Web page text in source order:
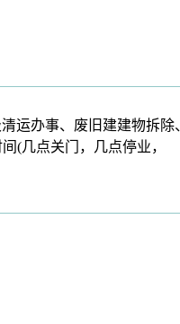
运办事、废旧建建物拆除
(几点关门，几点停业，